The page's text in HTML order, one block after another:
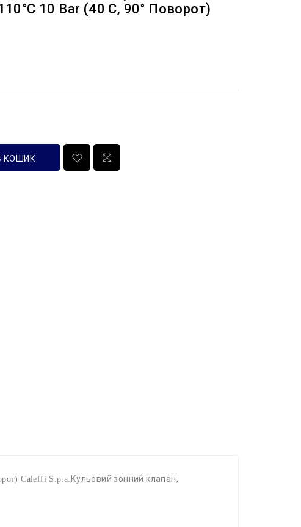
10 Bar (40 C, 90° Поворот)
КОШИК
Caleffi S.p.a. Кульовий зонний клапан,